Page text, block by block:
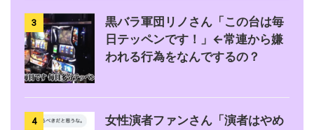
3
黒バラ軍団リノさん「この台は毎
日テッペンです！」←常連から嫌
われる行為をなんでするの？
4
女性演者ファンさん「演者はやめ